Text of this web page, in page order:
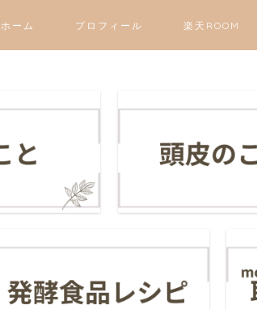
ホーム プロフィール 楽天ROOM